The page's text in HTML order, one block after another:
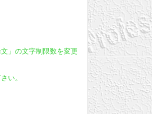
」の文字制限数を変更
い。